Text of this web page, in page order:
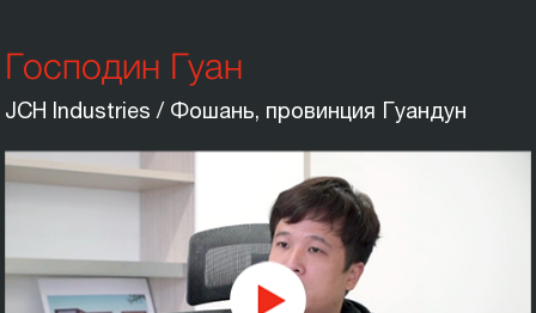
Господин Гуан
JCH Industries / Фошань, провинция Гуандун